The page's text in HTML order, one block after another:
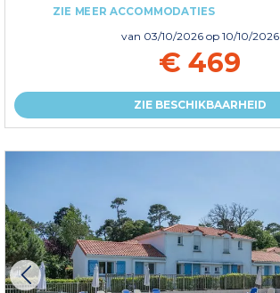
ZIE MEER ACCOMMODATIES
van 03/10/2026 op 10/10/2026
€ 469
ZIE BESCHIKBAARHEID